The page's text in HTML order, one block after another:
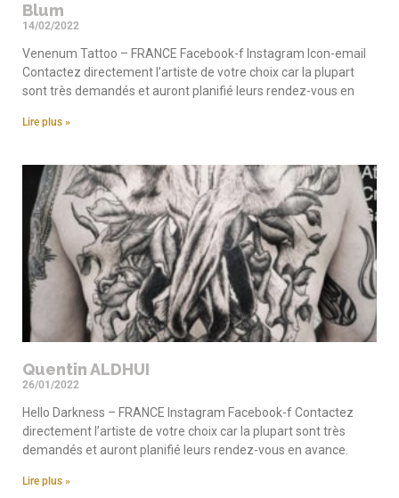
Blum
14/02/2022
Venenum Tattoo – FRANCE Facebook-f Instagram Icon-email
Contactez directement l’artiste de votre choix car la plupart
sont très demandés et auront planifié leurs rendez-vous en
Lire plus »
Quentin ALDHUI
26/01/2022
Hello Darkness – FRANCE Instagram Facebook-f Contactez
directement l’artiste de votre choix car la plupart sont très
demandés et auront planifié leurs rendez-vous en avance.
Lire plus »